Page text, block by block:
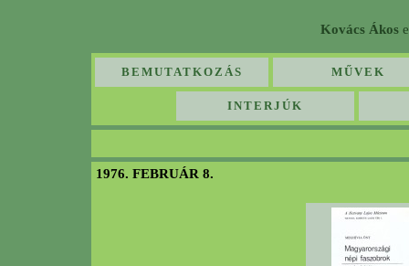
Kovács Ákos
BEMUTATKOZÁS MŰVEK
INTERJÚK
1976. FEBRUÁR 8.